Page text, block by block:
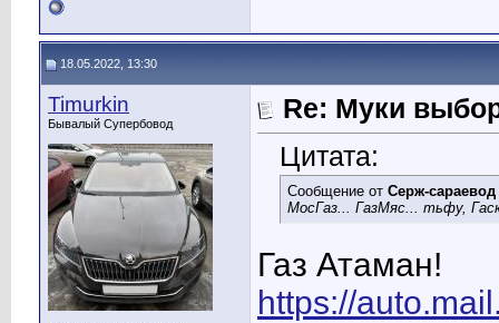
18.05.2022, 13:30
Timurkin
Бывалый Супербовод
Re: Муки
Цитата:
Сообщение от Серж-сараевод
МосГаз... ГазМяс... тьфу,
Газ Атаман!
https://